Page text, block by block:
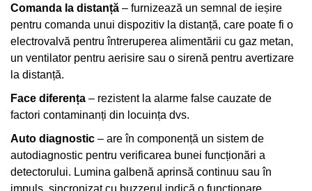
Comanda la distanță – furnizează un semnal de ieșire
pentru comanda unui dispozitiv la distanță, care poate fi o
electrovalvă pentru întreruperea alimentării cu gaz metan,
un ventilator pentru aerisire sau o sirenă pentru avertizare
la distanță.
Face diferența – rezistent la alarme false cauzate de
factori contaminanți din locuința dvs.
Auto diagnostic – are în componență un sistem de
autodiagnostic pentru verificarea bunei funcționări a
detectorului. Lumina galbenă aprinsă continuu sau în